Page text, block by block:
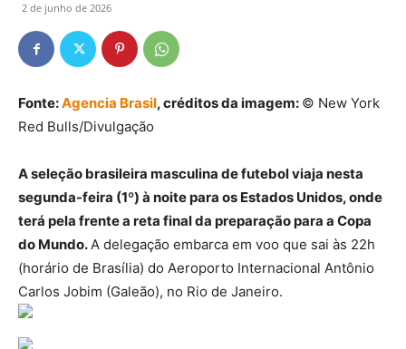
2 de junho de 2026
Fonte:Agencia Brasil, créditos da imagem: © New York
Red Bulls/Divulgação
A seleção brasileira masculina de futebol viaja nesta
segunda-feira (1º) à noite para os Estados Unidos, onde
terá pela frente a reta final da preparação para a Copa
do Mundo.A delegação embarca em voo que sai às 22h
(horário de Brasília) do Aeroporto Internacional Antônio
Carlos Jobim (Galeão), no Rio de Janeiro.